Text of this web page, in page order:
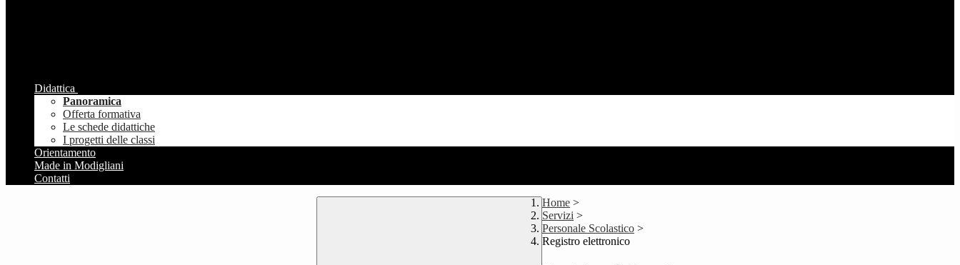
Didattica
Panoramica
Offerta formativa
Le schede didattiche
I progetti delle classi
Orientamento
Made in Modigliani
Contatti
Home >
Servizi >
Personale Scolastico >
Registro elettronico